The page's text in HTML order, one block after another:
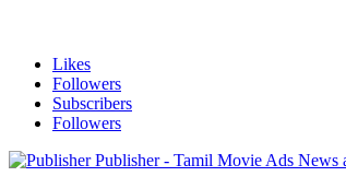
Likes
Followers
Subscribers
Followers
Publisher - Tamil Movie Ads News